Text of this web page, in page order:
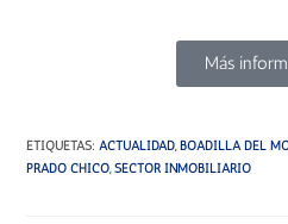
Más
ETIQUETAS:ACTUALIDAD, BOADILLA DEL
PRADO CHICO, SECTOR INMOBILIARIO